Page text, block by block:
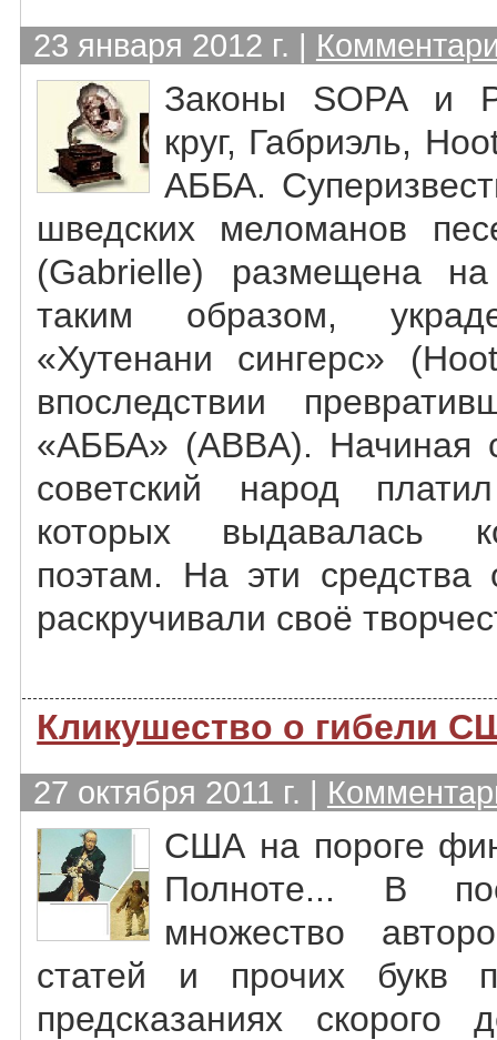
23 января 2012 г. |
Законы SOPA и
круг, Габриэль,
АББА.
шведских меломанов
(Gabrielle) размещена
таким образом,
«Хутенани сингерс»
впоследствии
«АББА» (ABBA). Начиная
советский народ
которых выдавалась
поэтам. На эти средства
раскручивали своё
Кликушество о гибели
27 октября 2011 г. |
США на пороге
Полноте... В
множество
статей и прочих букв
предсказаниях